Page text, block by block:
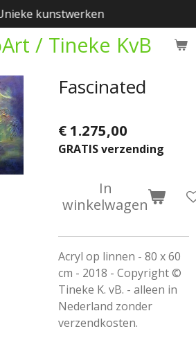
/ Tineke KvB
kunstwerken
Fascinated
€ 1.275,00
GRATIS verzending
In
winkelwagen
Acryl op linnen - 80 x 60
cm - 2018 - Copyright ©
Tineke K. vB. - alleen in
Nederland zonder
verzendkosten.